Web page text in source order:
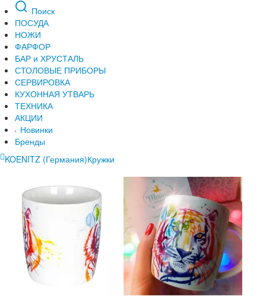
Поиск
ПОСУДА
НОЖИ
ФАРФОР
БАР и ХРУСТАЛЬ
СТОЛОВЫЕ ПРИБОРЫ
СЕРВИРОВКА
КУХОННАЯ УТВАРЬ
ТЕХНИКА
АКЦИИ
Новинки
Бренды
KOENITZ (Германия)Кружки